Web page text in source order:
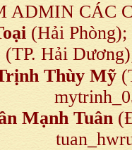
ADMIN CÁC
(Hải
(TP. Hải
Thùy Mỹ
Mạnh Tuân